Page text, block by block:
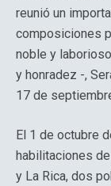
reunió un
composiciones
noble y
y honradez -,
17 de
El 1 de octubre
habilitaciones
y La Rica, dos